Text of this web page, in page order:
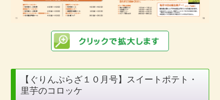
【ぐりんぷらざ１０月号】スイートポテト・
里芋のコロッケ